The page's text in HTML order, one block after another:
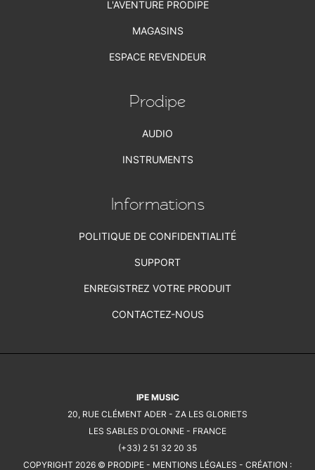
L'AVENTURE PRODIPE
MAGASINS
ESPACE REVENDEUR
Prodipe
AUDIO
INSTRUMENTS
Informations
POLITIQUE DE CONFIDENTIALITÉ
SUPPORT
ENREGISTREZ VOTRE PRODUIT
CONTACTEZ-NOUS
IPE MUSIC
20, RUE CLÉMENT ADER - ZA LES GLORIETS
LES SABLES D'OLONNE - FRANCE
(+33) 2 51 32 20 35
COPYRIGHT 2026 © PRODIPE - MENTIONS LÉGALES - CRÉATION :